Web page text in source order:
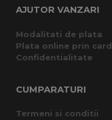
AJUTOR VANZARI
Modalitati de plata
Plata online prin card
Confidentialitate
CUMPARATURI
Termeni si conditii